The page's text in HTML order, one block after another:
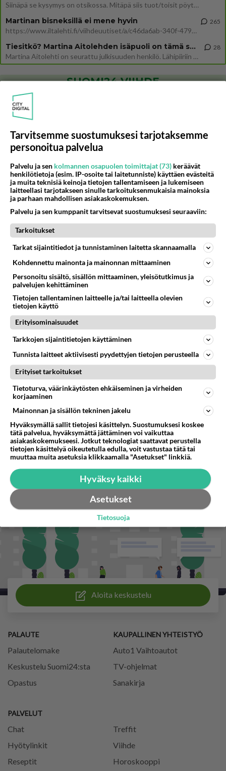
Siinäpä se kysymys on otsikossa. Mitäpä siis tuot/toisit pöytään parisuhteessa? Oletko mies vai nainen? Koetko sen mitä
Martinan bisneksillä ei mene hyvin
https://www.iltalehti.fi/viihdeuutiset/a/c46da6ab-340f-4790-aaa7-0865eed2336 Yrityksen konkurssihakemus on tullut kärä
265
Tiesitkö? Martina Aitolehden isäpuoli on tämä suosittu laulaja
Martina Aitolehti on seurattu julkisuuden henkilö. Lähipiiriin mahtuu muitakin tunnettuja henkilöitä. Tiesitkö, että Ma
28
SUOMI24 VIIHDE
Muistatko? Kädestä suuhun elävä Satu sai jättimäisen rahasalkun
Henry-miljonääriltä
Ikäviä uutisia Elämäni biisi -suosikkisarjasta - Monelle tv-katsojalle iso
Linda Lampenius ja Pete Parkkonen yllättävät yhdessä - Tämä ei jätä
kylmäksi...
Osallistu keskusteluun
2 km on nykyään liian pitkä koulumatka
Miesten tuijotus
Mutta mies vain tuijottaa, siinä vaiheessa käännän itse pään pois. Mikä juttu? Yleensä jos joku tuijottaa tai katsoo, hä
40
GALLUP: Mikä on arkiruokabravuurisi?
Naiset kertokaa
STARA.FI
Ellinoora Tanssii tähtien kanssa: ”Aika sanoa asioille ja elämälle joo”
Hesburger luopuu lastenateriasta – tilalle uusi ateriamalli
Blind Channel palaa tauoltaan – paluukonsertti marraskuussa
Aloita keskustelu
PALAUTE
Palautelomake
Keskustelu Suomi24:sta
Opastus
PALVELUT
Chat
Treffit
Hyötylinkit
Viihde
Reseptit
Horoskooppi
KAUPALLINEN YHTEISTYÖ
Auto1 Vaihtoautot
TV-ohjelmat
Sanakirja
Tarvitsemme suostumuksesi tarjotaksemme
personoitua palvelua
Palvelu ja sen kolmannen osapuolen toimittajat (73) keräävät
henkilötietoja (esim. IP-osoite tai laitetunniste) käyttäen evästeitä
ja muita teknisiä keinoja tietojen tallentamiseen ja lukemiseen
laitteellasi tarjotakseen sinulle tarkoituksenmukaisia mainoksia
ja parhaan mahdollisen asiakaskokemuksen.
Palvelu ja sen kumppanit tarvitsevat suostumuksesi seuraaviin:
Tarkoitukset
Tarkat sijaintitiedot ja tunnistaminen laitetta skannaamalla
Kohdennettu mainonta ja mainonnan mittaaminen
Personoitu sisältö, sisällön mittaaminen, yleisötutkimus ja
palvelujen kehittäminen
Tietojen tallentaminen laitteelle ja/tai laitteella olevien
tietojen käyttö
Erityisominaisuudet
Tarkkojen sijaintitietojen käyttäminen
Tunnista laitteet aktiivisesti pyydettyjen tietojen perusteella
Erityiset tarkoitukset
Tietoturva, väärinkäytösten ehkäiseminen ja virheiden
korjaaminen
Mainonnan ja sisällön tekninen jakelu
Hyväksymällä sallit tietojesi käsittelyn. Suostumuksesi koskee
tätä palvelua, hyväksymättä jättäminen voi vaikuttaa
asiakaskokemukseesi. Jotkut teknologiat saattavat perustella
tietojen käsittelyä oikeutetulla edulla, voit vastustaa tätä tai
muuttaa muita asetuksia klikkaamalla "Asetukset" linkkiä.
Hyväksy kaikki
Asetukset
Tietosuoja